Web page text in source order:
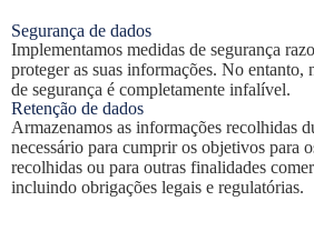
Segurança de dados
Implementamos medidas de segurança
proteger as suas informações. No entanto,
de segurança é completamente infalível.
Retenção de dados
Armazenamos as informações recolhidas
necessário para cumprir os objetivos para
recolhidas ou para outras finalidades
incluindo obrigações legais e regulatórias.